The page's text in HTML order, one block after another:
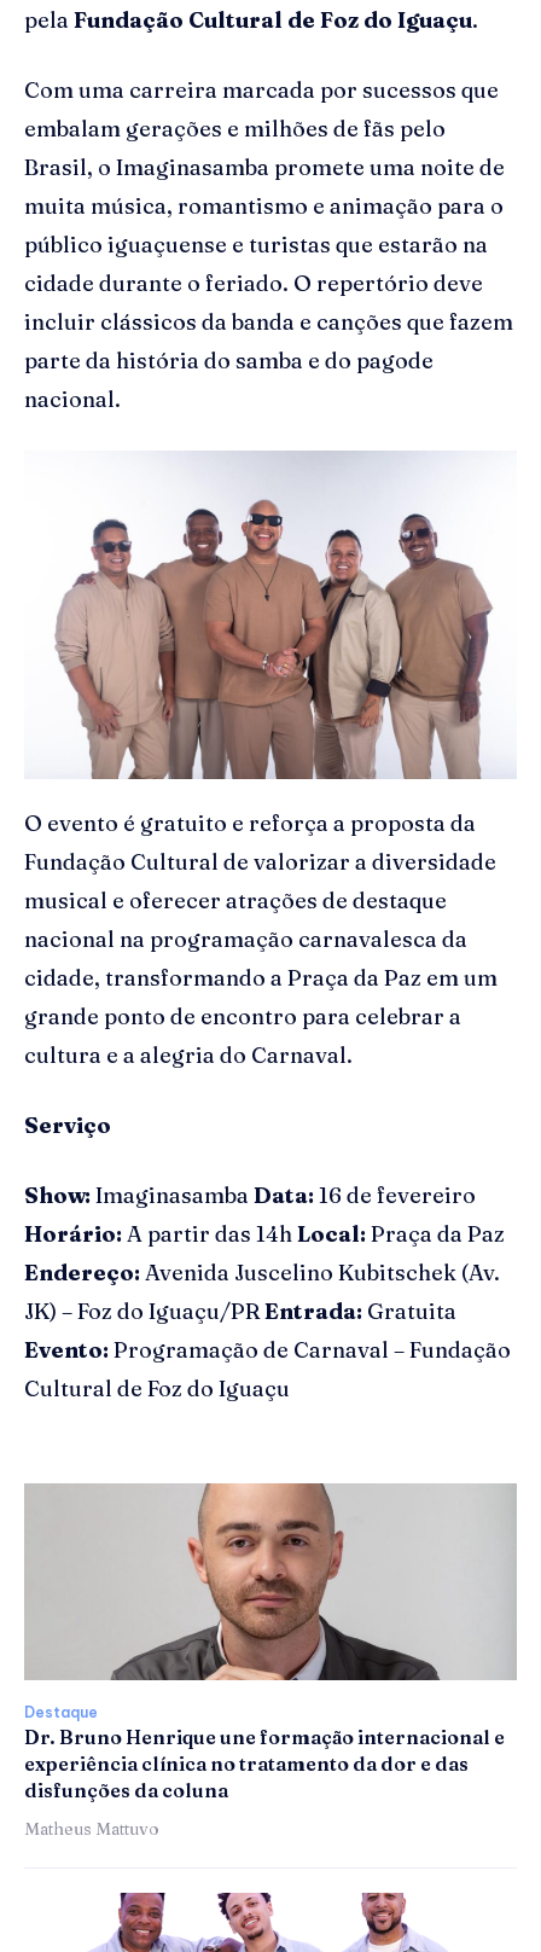
pela Fundação Cultural de Foz do Iguaçu.
Com uma carreira marcada por sucessos que
embalam gerações e milhões de fãs pelo
Brasil, o Imaginasamba promete uma noite de
muita música, romantismo e animação para o
público iguaçuense e turistas que estarão na
cidade durante o feriado. O repertório deve
incluir clássicos da banda e canções que fazem
parte da história do samba e do pagode
nacional.
O evento é gratuito e reforça a proposta da
Fundação Cultural de valorizar a diversidade
musical e oferecer atrações de destaque
nacional na programação carnavalesca da
cidade, transformando a Praça da Paz em um
grande ponto de encontro para celebrar a
cultura e a alegria do Carnaval.
Serviço
Show: Imaginasamba Data: 16 de fevereiro
Horário: A partir das 14hLocal: Praça da Paz
Endereço: Avenida Juscelino Kubitschek (Av.
JK) – Foz do Iguaçu/PREntrada: Gratuita
Evento: Programação de Carnaval – Fundação
Cultural de Foz do Iguaçu
Destaque
Dr. Bruno Henrique une formação internacional e
experiência clínica no tratamento da dor e das
disfunções da coluna
Matheus Mattuvo